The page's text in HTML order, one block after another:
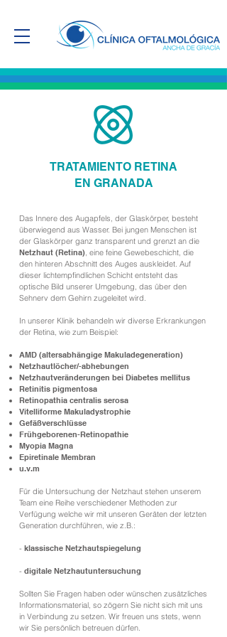
TRATAMIENTO RETINA
EN GRANADA
Das Innere des Augapfels, der Glaskörper, besteht
überwiegend aus Wasser. Bei jungen Menschen ist
der Glaskörper ganz transparent und grenzt an die
Netzhaut (Retina), eine feine Gewebeschicht, die
den hinteren Abschnitt des Auges auskleidet. Auf
dieser lichtempfindlichen Schicht entsteht das
optische Bild unserer Umgebung, das über den
Sehnerv dem Gehirn zugeleitet wird.
In unserer Klinik behandeln wir diverse Erkrankungen
der Retina, wie zum Beispiel:
AMD (altersabhängige Makuladegeneration)
Netzhautlöcher/-abhebungen
Netzhautveränderungen bei Diabetes mellitus
Retinitis pigmentosa
Retinopathia centralis serosa
Vitelliforme Makuladystrophie
Gefäßverschlüsse
Frühgeborenen-Retinopathie
Myopia Magna
Epiretinale Membran
u.v.m
Für die Untersuchung der Netzhaut stehen unserem
Team eine Reihe verschiedener Methoden zur
Verfügung welche wir mit unseren Geräten der letzten
Generation durchführen, wie z.B.:
- klassische Netzhautspiegelung
- digitale Netzhautuntersuchung
Sollten Sie Fragen haben oder wünschen zusätzliches
Informationsmaterial, so zögern Sie nicht sich mit uns
in Verbindung zu setzen. Wir freuen uns stets, wenn
wir Sie persönlich betreuen dürfen.